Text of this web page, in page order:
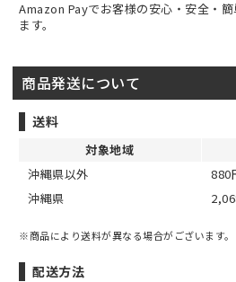
Amazon Payでお客様の安心・安全・
ます。
商品発送について
送料
対象地域
沖縄県以外
880
沖縄県
※商品により送料が異なる場合がございます。
配送方法